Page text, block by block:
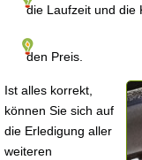
die Laufzeit und die
den Preis.
Ist alles korrekt,
können Sie sich auf
die Erledigung aller
weiteren